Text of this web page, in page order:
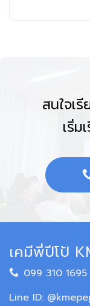
สนใจเ
เริ่
เคมีพี่ปีโป้
099 310 1695
Line ID: